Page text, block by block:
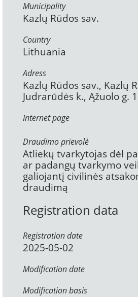
Municipality
Kazlų Rūdos sav.
Country
Lithuania
Adress
Kazlų Rūdos sav., Kazlų
Judrarūdės k., Ąžuolo g.
Internet page
Draudimo prievolė
Atliekų tvarkytojas dėl
ar padangų tvarkymo
galiojantį civilinės
draudimą
Registration data
Registration date
2025-05-02
Modification date
Modification basis